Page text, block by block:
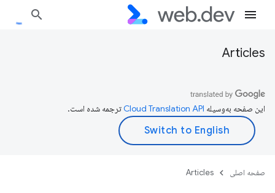
Articles
این صفحه به‌وسیله ترجمه شده است.
صفحه اصلی Articles